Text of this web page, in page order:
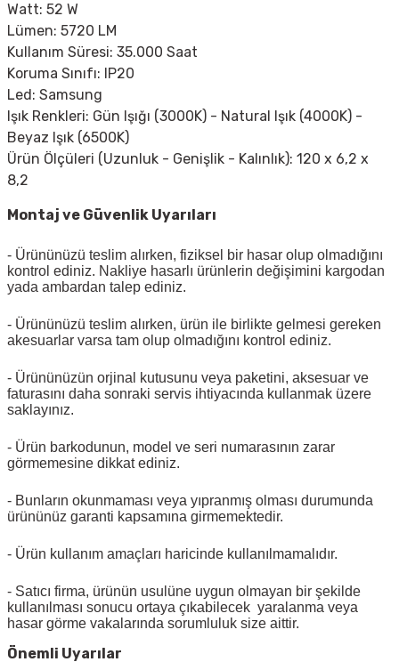
Watt: 52 W
Lümen: 5720 LM
Kullanım Süresi: 35.000 Saat
Koruma Sınıfı: IP20
Led: Samsung
Işık Renkleri: Gün Işığı (3000K) - Natural Işık (4000K) -
Beyaz Işık (6500K)
Ürün Ölçüleri (Uzunluk - Genişlik - Kalınlık): 120 x 6,2 x
8,2
Montaj ve Güvenlik Uyarıları
- Ürününüzü teslim alırken, fiziksel bir hasar olup olmadığını
kontrol ediniz. Nakliye hasarlı ürünlerin değişimini kargodan
yada ambardan talep ediniz.
- Ürününüzü teslim alırken, ürün ile birlikte gelmesi gereken
akesuarlar varsa tam olup olmadığını kontrol ediniz.
- Ürününüzün orjinal kutusunu veya paketini, aksesuar ve
faturasını daha sonraki servis ihtiyacında kullanmak üzere
saklayınız.
- Ürün barkodunun, model ve seri numarasının zarar
görmemesine dikkat ediniz.
- Bunların okunmaması veya yıpranmış olması durumunda
ürününüz garanti kapsamına girmemektedir.
- Ürün kullanım amaçları haricinde kullanılmamalıdır.
- Satıcı firma, ürünün usulüne uygun olmayan bir şekilde
kullanılması sonucu ortaya çıkabilecek yaralanma veya
hasar görme vakalarında sorumluluk size aittir.
Önemli Uyarılar